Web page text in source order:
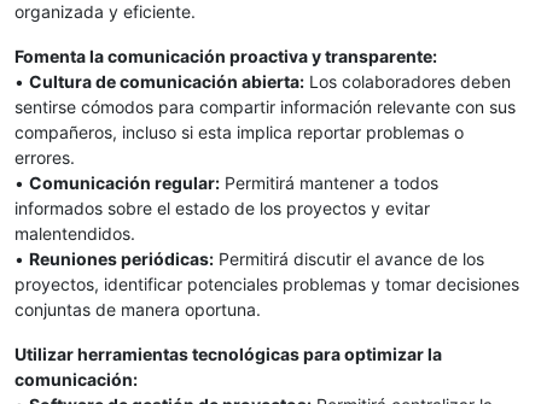
organizada y eficiente.
Fomenta la comunicación proactiva y transparente:
• Cultura de comunicación abierta: Los colaboradores deben
sentirse cómodos para compartir información relevante con sus
compañeros, incluso si esta implica reportar problemas o
errores.
• Comunicación regular: Permitirá mantener a todos
informados sobre el estado de los proyectos y evitar
malentendidos.
• Reuniones periódicas: Permitirá discutir el avance de los
proyectos, identificar potenciales problemas y tomar decisiones
conjuntas de manera oportuna.
Utilizar herramientas tecnológicas para optimizar la
comunicación: